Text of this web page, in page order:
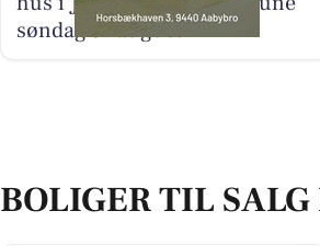
søndag 9. august
BOLIGER TIL